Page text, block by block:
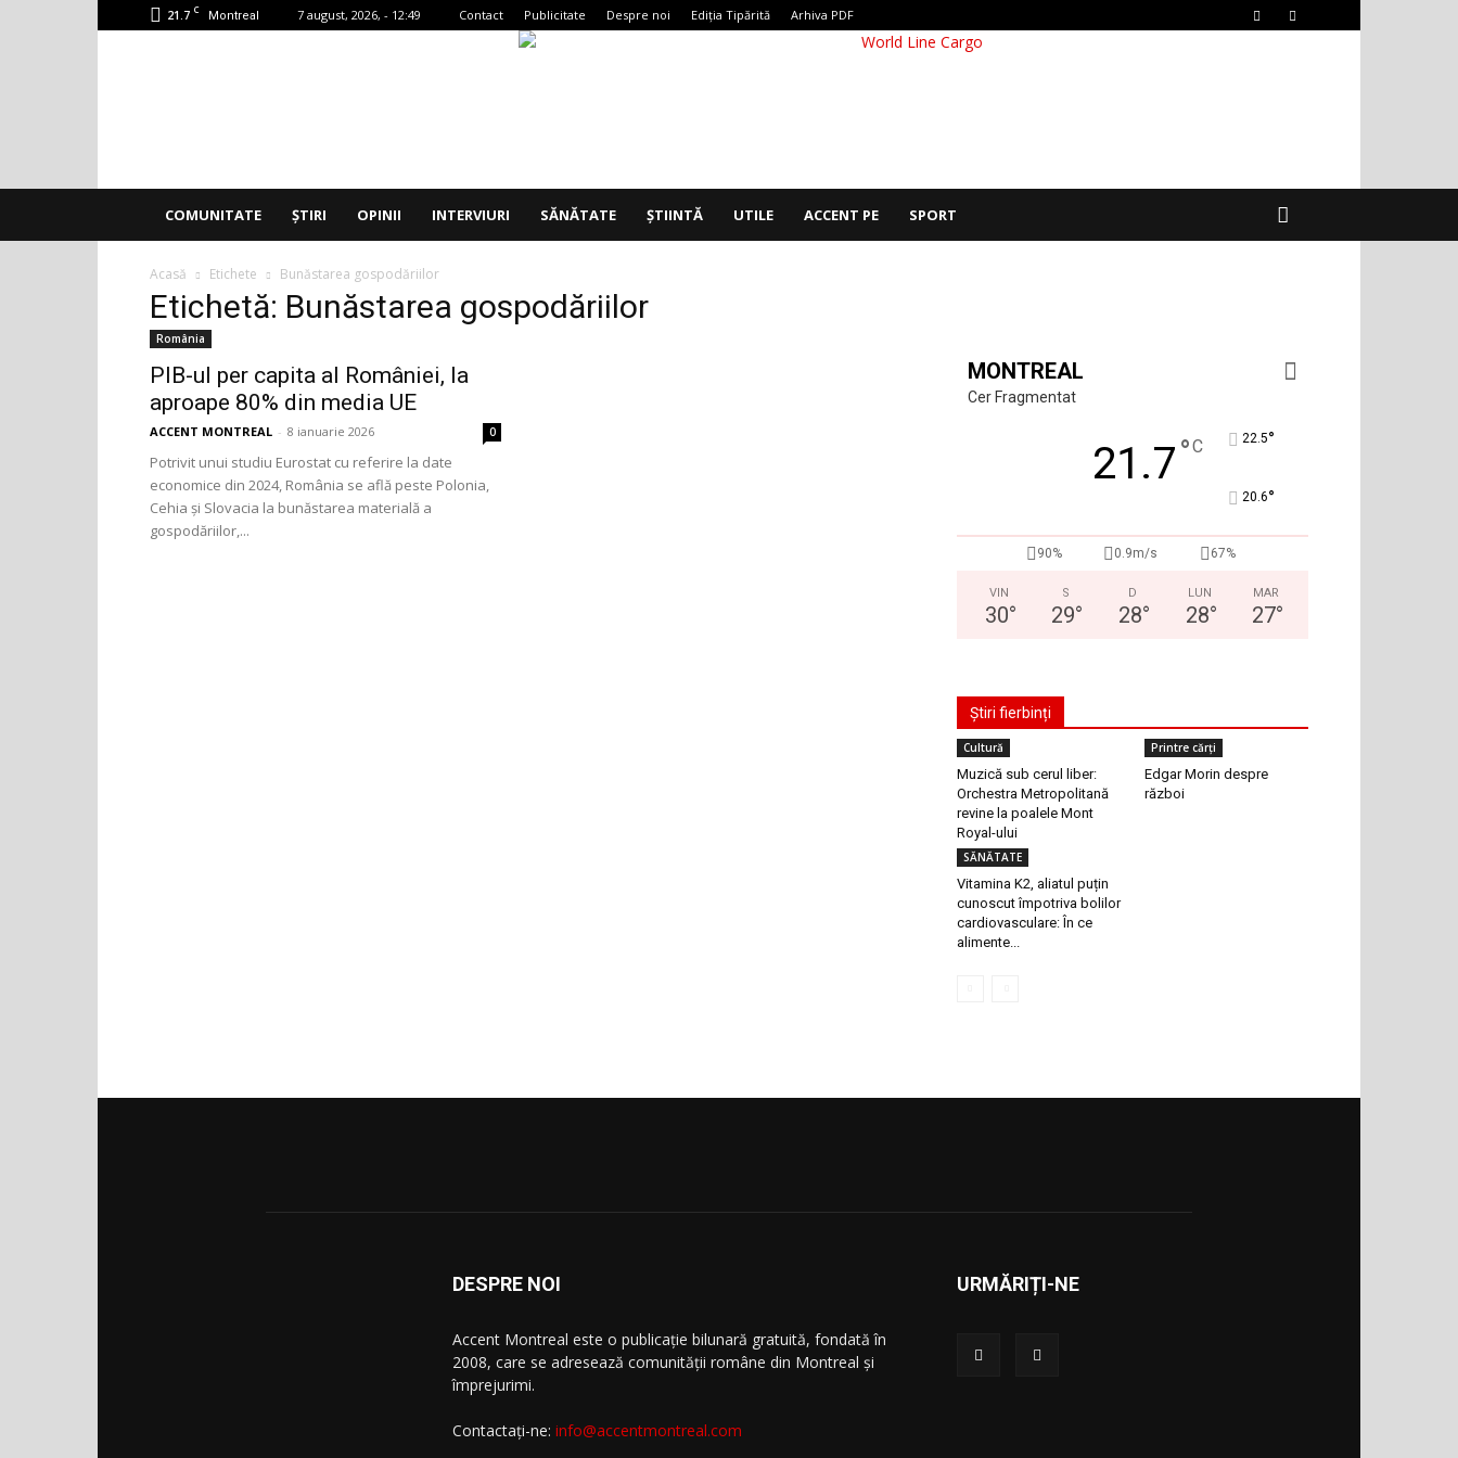
21.7 C Montreal 7 august, 2026, - 12:49 Contact Publicitate Despre noi Ediția Tipărită Arhiva PDF
COMUNITATE ȘTIRI OPINII INTERVIURI SĂNĂTATE ȘTIINTĂ UTILE ACCENT PE SPORT
Acasă Etichete Bunăstarea gospodăriilor
Etichetă: Bunăstarea gospodăriilor
România
PIB-ul per capita al României, la
aproape 80% din media UE
ACCENT MONTREAL - 8 ianuarie 2026 0
Potrivit unui studiu Eurostat cu referire la date
economice din 2024, România se află peste Polonia,
Cehia și Slovacia la bunăstarea materială a
gospodăriilor,...
MONTREAL
Cer Fragmentat
21.7°C 22.5°
20.6°
90% 0.9m/s 67%
VIN
30°
S
29°
D
28°
LUN
28°
MAR
27°
Știri fierbinți
Cultură
Muzică sub cerul liber:
Orchestra Metropolitană
revine la poalele Mont
Royal-ului
Printre cărți
Edgar Morin despre
război
SĂNĂTATE
Vitamina K2, aliatul puțin
cunoscut împotriva bolilor
cardiovasculare: În ce
alimente...
DESPRE NOI
Accent Montreal este o publicație bilunară gratuită, fondată în
2008, care se adresează comunităţii române din Montreal şi
împrejurimi.
Contactați-ne: info@accentmontreal.com
URMĂRIȚI-NE